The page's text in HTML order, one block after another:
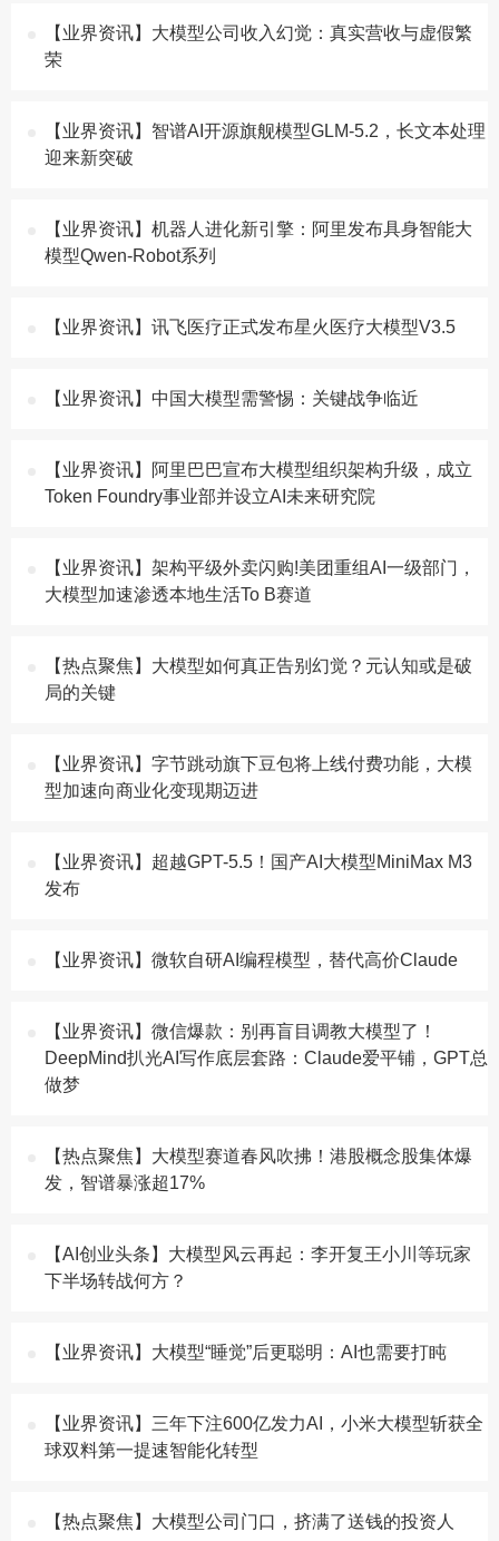
【业界资讯】大模型公司收入幻觉：真实营收与虚假繁
荣
【业界资讯】智谱AI开源旗舰模型GLM-5.2，长文本处理
迎来新突破
【业界资讯】机器人进化新引擎：阿里发布具身智能大
模型Qwen-Robot系列
【业界资讯】讯飞医疗正式发布星火医疗大模型V3.5
【业界资讯】中国大模型需警惕：关键战争临近
【业界资讯】阿里巴巴宣布大模型组织架构升级，成立
Token Foundry事业部并设立AI未来研究院
【业界资讯】架构平级外卖闪购!美团重组AI一级部门，
大模型加速渗透本地生活To B赛道
【热点聚焦】大模型如何真正告别幻觉？元认知或是破
局的关键
【业界资讯】字节跳动旗下豆包将上线付费功能，大模
型加速向商业化变现期迈进
【业界资讯】超越GPT-5.5！国产AI大模型MiniMax M3
发布
【业界资讯】微软自研AI编程模型，替代高价Claude
【业界资讯】微信爆款：别再盲目调教大模型了！
DeepMind扒光AI写作底层套路：Claude爱平铺，GPT总
做梦
【热点聚焦】大模型赛道春风吹拂！港股概念股集体爆
发，智谱暴涨超17%
【AI创业头条】大模型风云再起：李开复王小川等玩家
下半场转战何方？
【业界资讯】大模型“睡觉”后更聪明：AI也需要打盹
【业界资讯】三年下注600亿发力AI，小米大模型斩获全
球双料第一提速智能化转型
【热点聚焦】大模型公司门口，挤满了送钱的投资人